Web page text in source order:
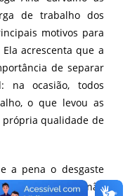
de trabalho dos
motivos para
acrescenta que a
de separar
na ocasião, todos
o que levou as
própria qualidade de
a pena o desgaste
Ou seja, não